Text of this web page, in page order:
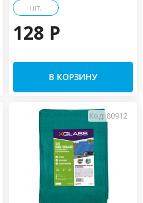
шт.
128 P
В КОРЗИНУ
Код: 80912